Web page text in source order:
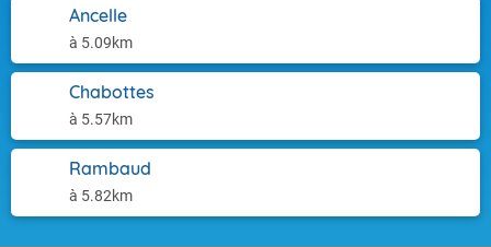
Ancelle
à 5.09km
Chabottes
à 5.57km
Rambaud
à 5.82km